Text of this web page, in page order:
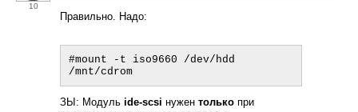
10
Правильно. Надо:
#mount -t iso9660 /dev/hdd
ЗЫ: Модуль ide-scsi нужен только при